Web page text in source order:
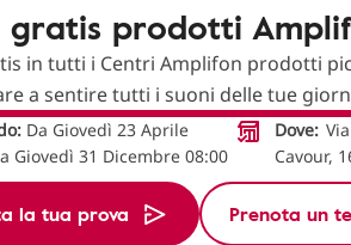
gratis prodotti
in tutti i Centri Amplifon prodotti
a sentire tutti i suoni delle tue
Da Giovedì 23 Aprile
Giovedì 31 Dicembre 08:00
Dove:
Cavour,
la tua prova Prenota un